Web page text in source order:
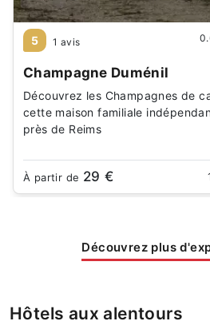
5 1 avis
Champagne Duménil
Découvrez les Champagnes de
cette maison familiale
près de Reims
À partir de 29 €
Découvrez plus
Hôtels aux alentours